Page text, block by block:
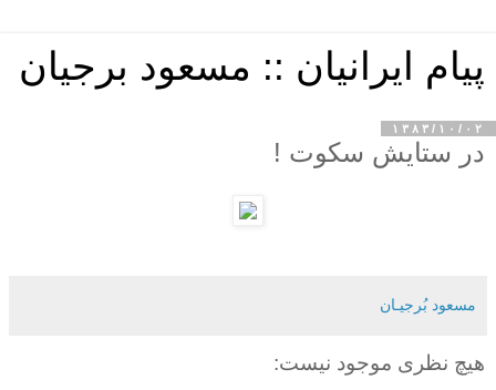
پیام ایرانیان :: مسعود برجیان
۱۳۸۳/۱۰/۰۲
در ستايش سکوت !
مسعود بُرجيـان
هیچ نظری موجود نیست: